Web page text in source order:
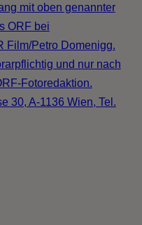
mit oben genannter
ORF bei
Film/Petro Domenigg.
und nur nach
Fotoredaktion.
30, A-1136 Wien, Tel.